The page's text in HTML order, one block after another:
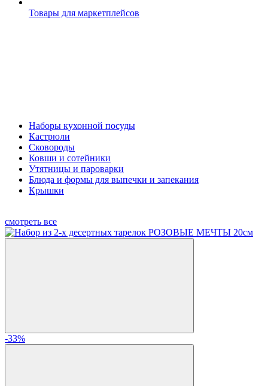
Товары для маркетплейсов
Наборы кухонной посуды
Кастрюли
Сковороды
Ковши и сотейники
Утятницы и пароварки
Блюда и формы для выпечки и запекания
Крышки
смотреть все
-33%